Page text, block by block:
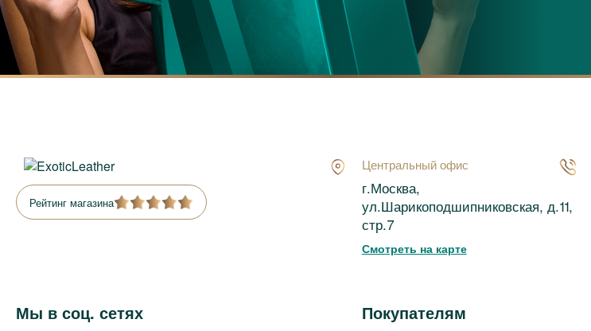
Рейтинг магазина
Центральный офис
г.Москва,
ул.Шарикоподшипниковская, д.11,
стр.7
Смотреть на карте
Мы в соц. сетях Покупателям